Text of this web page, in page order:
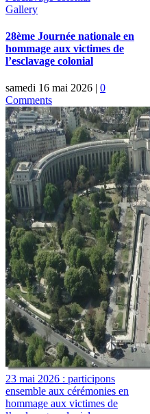
Gallery
28ème Journée nationale en
hommage aux victimes de
l’esclavage colonial
samedi 16 mai 2026 | 0
Comments
23 mai 2026 : participons
ensemble aux cérémonies en
hommage aux victimes de